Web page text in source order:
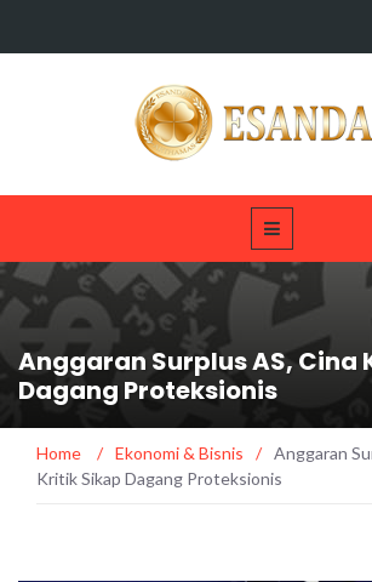
Anggaran Surplus AS, Cina
Dagang Proteksionis
Home / Ekonomi & Bisnis / Anggaran
Kritik Sikap Dagang Proteksionis